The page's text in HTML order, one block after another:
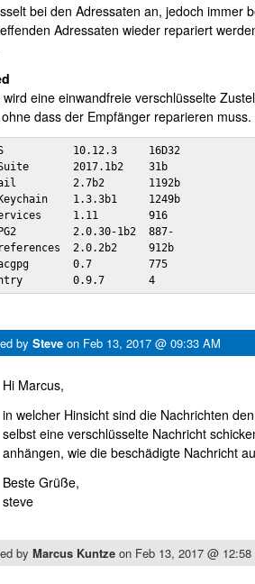
bei den Adressaten an, jedoch immer
Adressaten wieder repariert
wird eine einwandfreie verschlüsselte
dass der Empfänger reparieren muss.
10.12.3     16D32
Suite       2017.1b2    31b
2.7b2       1192b
Keychain    1.3.3b1     1249b
1.11        916
2.0.30-1b2  887-
2.0.2b2     912b
0.7         775
0.9.7       4
by Steve on Feb 13, 2017 @ 09:33 AM
Hi Marcus,
in welcher Hinsicht sind die Nachrichten
selbst eine verschlüsselte Nachricht
anhängen, wie die beschädigte Nachricht
Beste Grüße,
steve
by Marcus Kuntze on Feb 13, 2017 @